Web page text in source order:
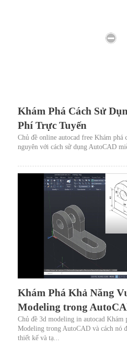
Khám Phá Cách Sử
Phí Trực Tuyến
Chủ đề online autocad free Khám
nguyên với cách sử dụng AutoCAD
Khám Phá Khả Năng
Modeling trong
Chủ đề 3d modeling in autocad Khám
Modeling trong AutoCAD và cách nó
thiết kế và tạ...